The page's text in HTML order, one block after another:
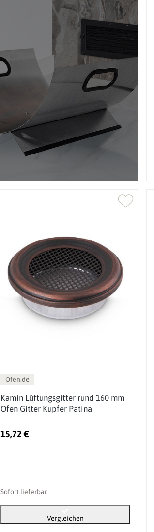
Ofen.de
Kamin Lüftungsgitter rund 160 mm
Ofen Gitter Kupfer Patina
15,72 €
Sofort lieferbar
Vergleichen